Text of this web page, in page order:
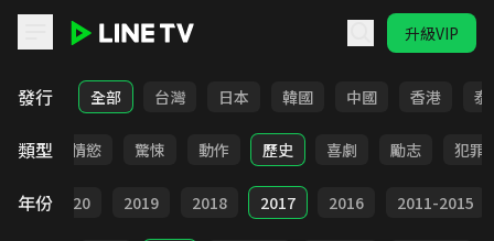
升級VIP
LINE TV - 電影
發行 全部 台灣 日本 韓國 中國 香港 泰
類型
愛情 情慾 驚悚 動作 歷史 喜劇 勵志 犯罪
年份 2020 2019 2018 2017 2016 2011-2015